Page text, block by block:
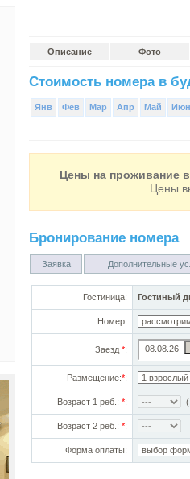
Описание Фото
Стоимость номера в
Янв Фев Мар Апр Май Июн
Цены на проживание
Цены
Бронирование номера
Заявка Дополнительные
Гостиница: Гостиный
Номер:
Заезд *:
Размещение:*:
Возраст 1 реб.: *:
Возраст 2 реб.: *:
Форма оплаты: